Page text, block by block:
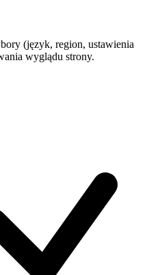
(język, region, ustawienia
wyglądu strony.